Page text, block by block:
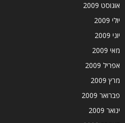
אוגוסט 2009
יולי 2009
יוני 2009
מאי 2009
אפריל 2009
מרץ 2009
פברואר 2009
ינואר 2009